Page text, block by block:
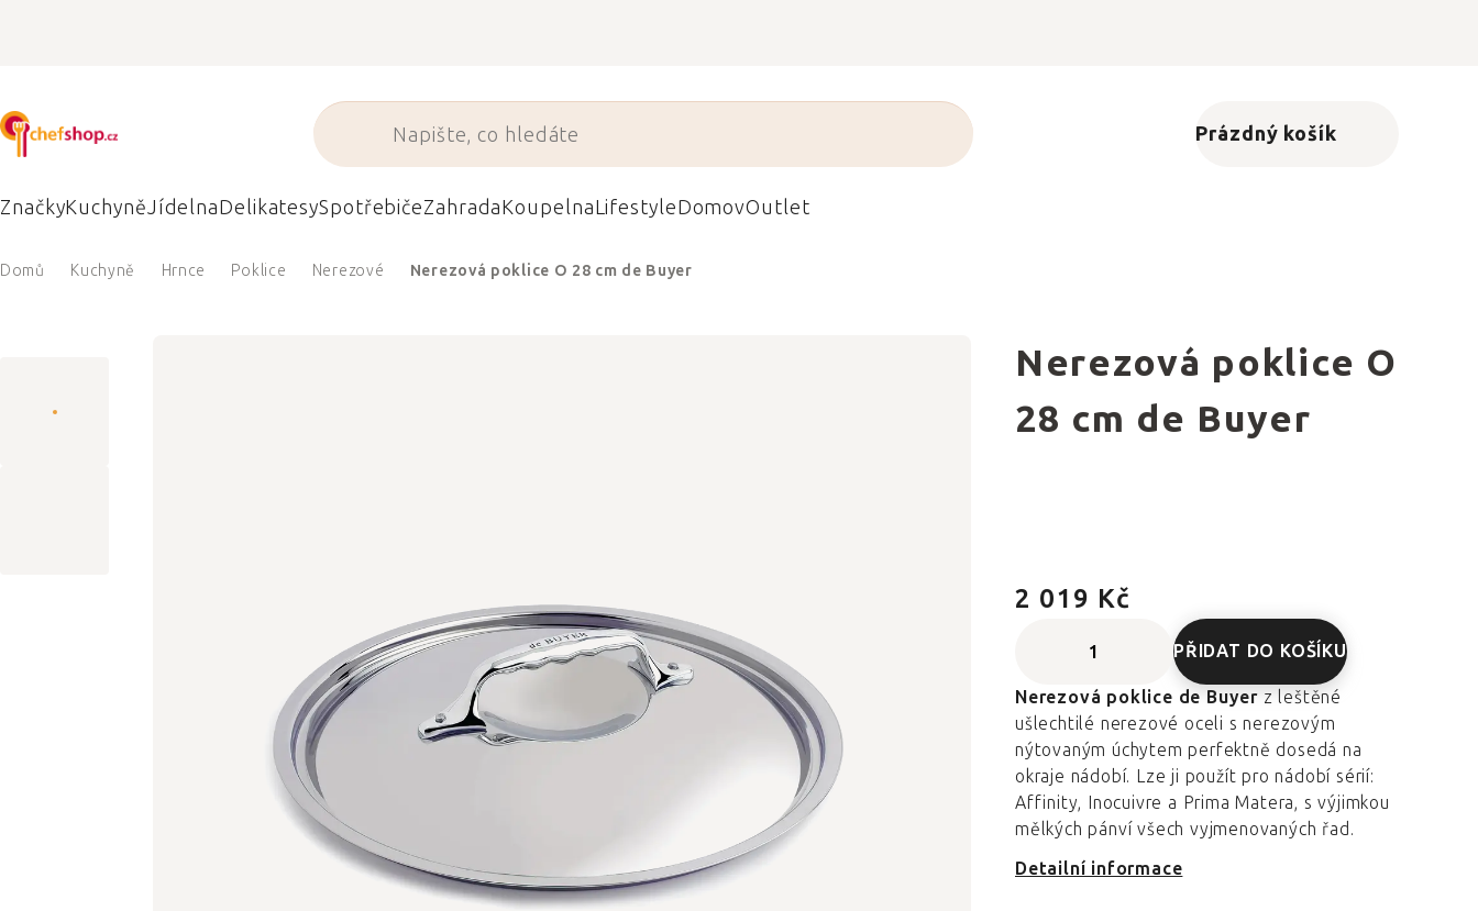
Nákupní košík
Prázdný košík
ZnačkyKuchyněJídelnaDelikatesySpotřebičeZahradaKoupelnaLifestyleDomovOutlet
Domů Kuchyně Hrnce Poklice Nerezové Nerezová poklice O 28 cm de Buyer
Nerezová poklice O
28 cm de Buyer
2 019 Kč
PŘIDAT DO KOŠÍKU
Nerezová poklice de Buyer z leštěné
ušlechtilé nerezové oceli s nerezovým
nýtovaným úchytem perfektně dosedá na
okraje nádobí. Lze ji použít pro nádobí sérií:
Affinity, Inocuivre a Prima Matera, s výjimkou
mělkých pánví všech vyjmenovaných řad.
Detailní informace